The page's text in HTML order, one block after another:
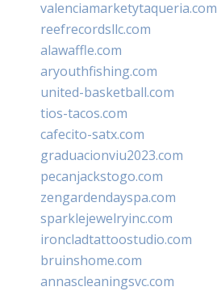
valenciamarketytaqueria.com
reefrecordsllc.com
alawaffle.com
aryouthfishing.com
united-basketball.com
tios-tacos.com
cafecito-satx.com
graduacionviu2023.com
pecanjackstogo.com
zengardendayspa.com
sparklejewelryinc.com
ironcladtattoostudio.com
bruinshome.com
annascleaningsvc.com